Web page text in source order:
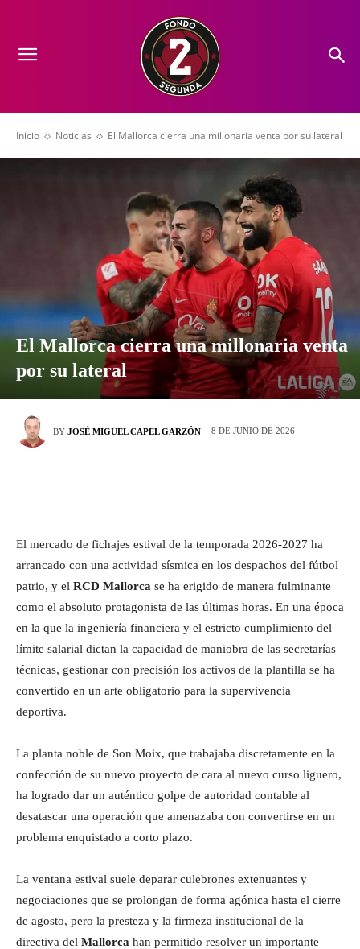
Inicio Noticias El Mallorca cierra una millonaria venta por su lateral
El Mallorca cierra una millonaria venta
por su lateral
BY JOSÉ MIGUEL CAPEL GARZÓN 8 DE JUNIO DE 2026
El mercado de fichajes estival de la temporada 2026-2027 ha
arrancado con una actividad sísmica en los despachos del fútbol
patrio, y el RCD Mallorca se ha erigido de manera fulminante
como el absoluto protagonista de las últimas horas. En una época
en la que la ingeniería financiera y el estricto cumplimiento del
límite salarial dictan la capacidad de maniobra de las secretarías
técnicas, gestionar con precisión los activos de la plantilla se ha
convertido en un arte obligatorio para la supervivencia
deportiva.
La planta noble de Son Moix, que trabajaba discretamente en la
confección de su nuevo proyecto de cara al nuevo curso liguero,
ha logrado dar un auténtico golpe de autoridad contable al
desatascar una operación que amenazaba con convertirse en un
problema enquistado a corto plazo.
La ventana estival suele deparar culebrones extenuantes y
negociaciones que se prolongan de forma agónica hasta el cierre
de agosto, pero la presteza y la firmeza institucional de la
directiva del Mallorca han permitido resolver un importante